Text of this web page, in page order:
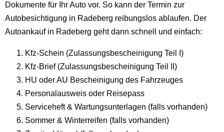
Dokumente für Ihr Auto vor. So kann der Termin zur
Autobesichtigung in Radeberg reibungslos ablaufen. Der
Autoankauf in Radeberg geht dann schnell und einfach:
Kfz-Schein (Zulassungsbescheinigung Teil I)
Kfz-Brief (Zulassungsbescheinigung Teil II)
HU oder AU Bescheinigung des Fahrzeuges
Personalausweis oder Reisepass
Serviceheft & Wartungsunterlagen (falls vorhanden)
Sommer & Winterreifen (falls vorhanden)